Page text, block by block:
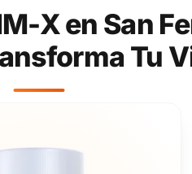
X en San
Tu